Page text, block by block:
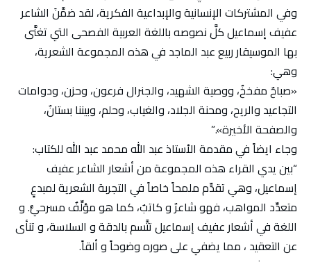
وفي المشتركات الإنسانية والإبداعية الفكرية، لقد ضمَّنَ الشاعر
عفيف إسماعيل كلَّ نصوصه باللغة العربية الفصحى التي تغنَّى
بها الموسيقار ربيع عبد الماجد في هذه المجموعة الشعرية،
وهي:
«صباحٌ مفخخٌ، ووصية الشهيد، والجنرال فرعون، وحزن، ودوامات
التجاعيد والريح، ومحنة الجلاد، والغياب، وحلم، وبيننا بستانٌ،
والصفحة الأخيرة».”
وجاء ايضاً في مقدمة الأستاذ عبد الله محمد عبد الله للكتاب:
“بين يدي القراء هذه المجموعة من أشعار الشاعر عفيف
إسماعيل، وهي تقدِّم ملمحاً خاصاً في التجربة الشعرية لمبدعٍ
متعدِّد المواهب، فهو شاعرٌ و كاتبٌ، كما هو مؤلِّفٌ مسرحيٌّ. و
اللغة في أشعار عفيف إسماعيل تتَّسم بالدقة و السلاسة، و تنأى
عن التعقيد ، مما يضفي على صوره وضوحاً و ألقاً.